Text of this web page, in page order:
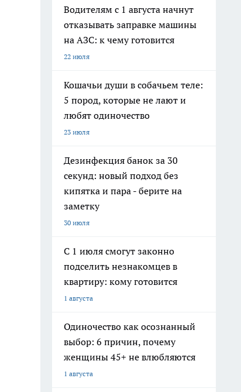
Водителям с 1 августа начнут
отказывать заправке машины
на АЗС: к чему готовится
22 июля
Кошачьи души в собачьем теле:
5 пород, которые не лают и
любят одиночество
23 июля
Дезинфекция банок за 30
секунд: новый подход без
кипятка и пара - берите на
заметку
30 июля
С 1 июля смогут законно
подселить незнакомцев в
квартиру: кому готовится
1 августа
Одиночество как осознанный
выбор: 6 причин, почему
женщины 45+ не влюбляются
1 августа